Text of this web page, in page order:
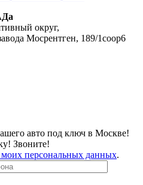
округ,
Мосрентген, 189/1соор6
авто под ключ в Москве!
Звоните!
моих персональных данных.